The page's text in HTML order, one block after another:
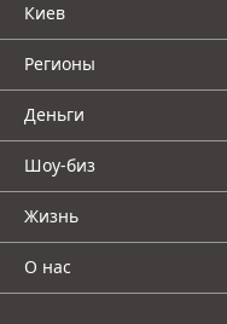
Киев
Регионы
Деньги
Шоу-биз
Жизнь
О нас